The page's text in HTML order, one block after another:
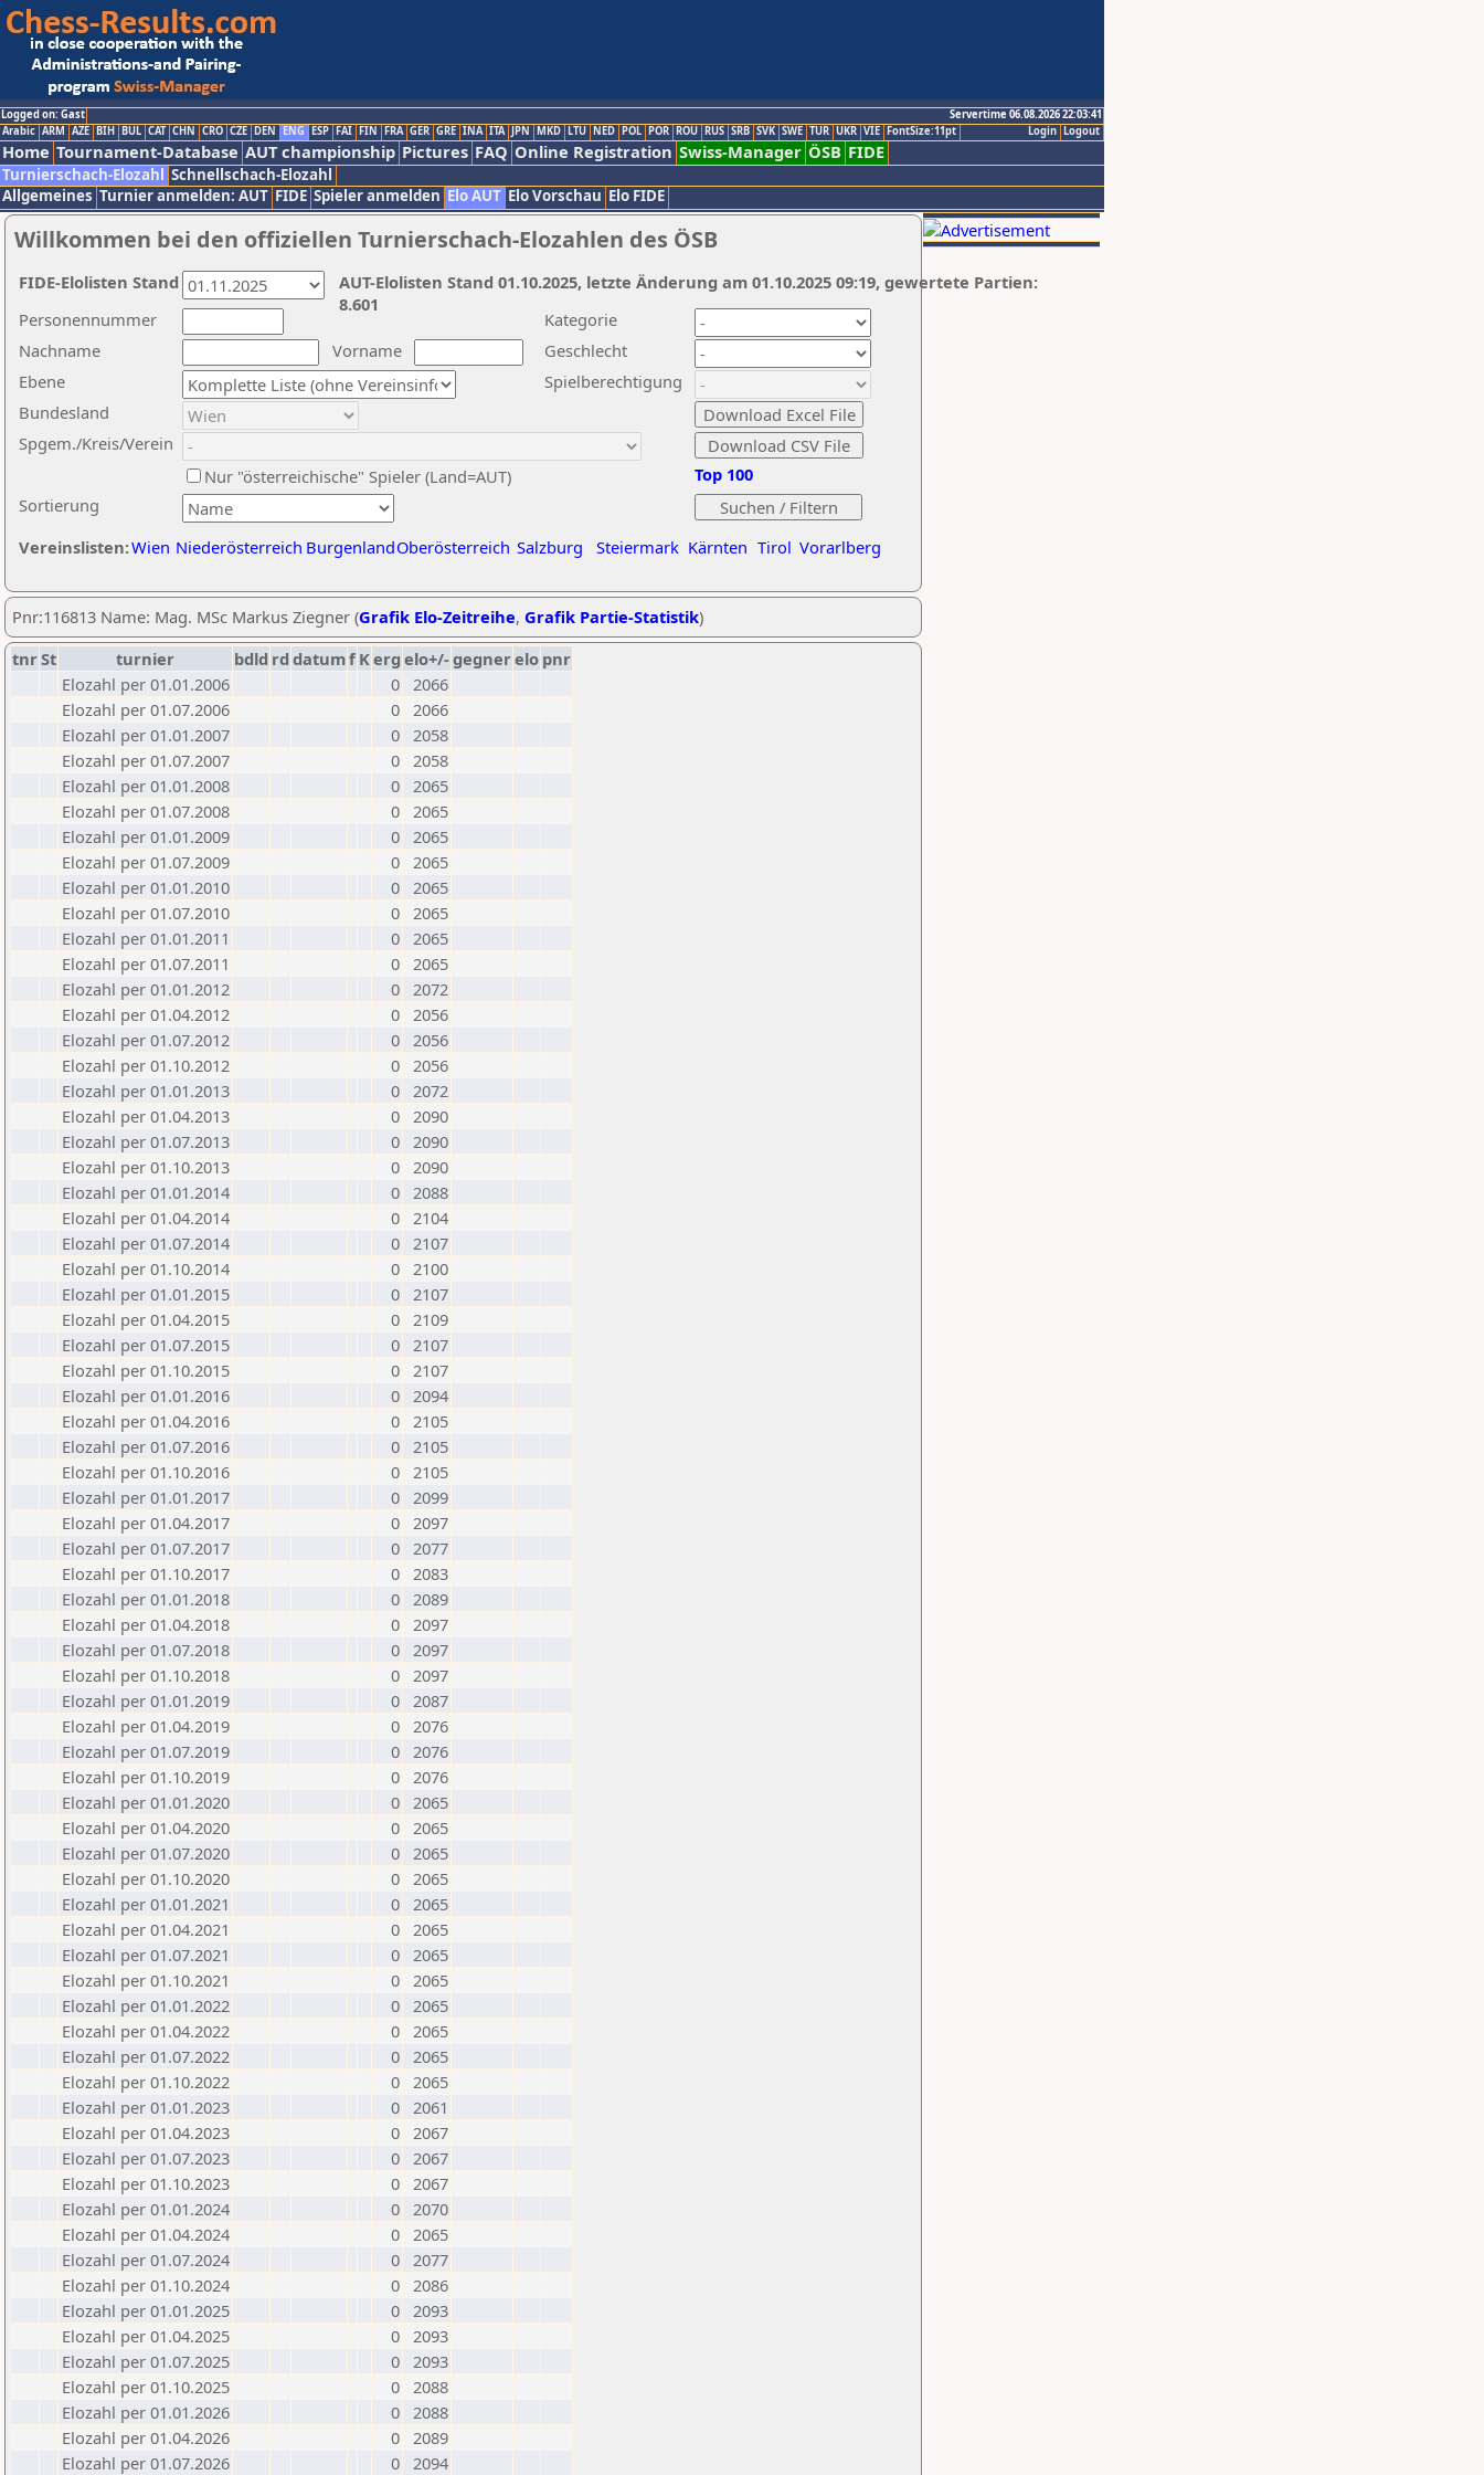
Logged on: Gast
Servertime 06.08.2026 22:03:41
Logout
Login
Arabic ARM AZE BIH BUL CAT CHN CRO CZE DEN ENG ESP FAI FIN FRA GER GRE INA ITA JPN MKD LTU NED POL POR ROU RUS SRB SVK SWE TUR UKR VIE FontSize:11pt
Home Tournament-Database AUT championship Pictures FAQ Online Registration Swiss-Manager ÖSB FIDE
Turnierschach-Elozahl Schnellschach-Elozahl
Allgemeines Turnier anmelden: AUT FIDE Spieler anmelden Elo AUT Elo Vorschau Elo FIDE
Willkommen bei den offiziellen Turnierschach-Elozahlen des ÖSB
Nachname
Vorname
Ebene
Kategorie
Sortierung
Personennummer
Bundesland
Spgem./Kreis/Verein
Geschlecht
Nur "österreichische" Spieler (Land=AUT)
Spielberechtigung
Vereinslisten:Wien Niederösterreich BurgenlandOberösterreich Salzburg Steiermark Kärnten Tirol Vorarlberg
Top 100
AUT-Elolisten Stand 01.10.2025, letzte Änderung am 01.10.2025 09:19, gewertete Partien:
8.601
FIDE-Elolisten Stand
Pnr:116813 Name: Mag. MSc Markus Ziegner (Grafik Elo-Zeitreihe, Grafik Partie-Statistik)
tnrSt turnier bdld rd datumf Kerg elo+/-gegnerelo pnr
Elozahl per 01.01.2006
0 2066
Elozahl per 01.07.2006
0 2066
Elozahl per 01.01.2007
0 2058
Elozahl per 01.07.2007
0 2058
Elozahl per 01.01.2008
0 2065
Elozahl per 01.07.2008
0 2065
Elozahl per 01.01.2009
0 2065
Elozahl per 01.07.2009
0 2065
Elozahl per 01.01.2010
0 2065
Elozahl per 01.07.2010
0 2065
Elozahl per 01.01.2011
0 2065
Elozahl per 01.07.2011
0 2065
Elozahl per 01.01.2012
0 2072
Elozahl per 01.04.2012
0 2056
Elozahl per 01.07.2012
0 2056
Elozahl per 01.10.2012
0 2056
Elozahl per 01.01.2013
0 2072
Elozahl per 01.04.2013
0 2090
Elozahl per 01.07.2013
0 2090
Elozahl per 01.10.2013
0 2090
Elozahl per 01.01.2014
0 2088
Elozahl per 01.04.2014
0 2104
Elozahl per 01.07.2014
0 2107
Elozahl per 01.10.2014
0 2100
Elozahl per 01.01.2015
0 2107
Elozahl per 01.04.2015
0 2109
Elozahl per 01.07.2015
0 2107
Elozahl per 01.10.2015
0 2107
Elozahl per 01.01.2016
0 2094
Elozahl per 01.04.2016
0 2105
Elozahl per 01.07.2016
0 2105
Elozahl per 01.10.2016
0 2105
Elozahl per 01.01.2017
0 2099
Elozahl per 01.04.2017
0 2097
Elozahl per 01.07.2017
0 2077
Elozahl per 01.10.2017
0 2083
Elozahl per 01.01.2018
0 2089
Elozahl per 01.04.2018
0 2097
Elozahl per 01.07.2018
0 2097
Elozahl per 01.10.2018
0 2097
Elozahl per 01.01.2019
0 2087
Elozahl per 01.04.2019
0 2076
Elozahl per 01.07.2019
0 2076
Elozahl per 01.10.2019
0 2076
Elozahl per 01.01.2020
0 2065
Elozahl per 01.04.2020
0 2065
Elozahl per 01.07.2020
0 2065
Elozahl per 01.10.2020
0 2065
Elozahl per 01.01.2021
0 2065
Elozahl per 01.04.2021
0 2065
Elozahl per 01.07.2021
0 2065
Elozahl per 01.10.2021
0 2065
Elozahl per 01.01.2022
0 2065
Elozahl per 01.04.2022
0 2065
Elozahl per 01.07.2022
0 2065
Elozahl per 01.10.2022
0 2065
Elozahl per 01.01.2023
0 2061
Elozahl per 01.04.2023
0 2067
Elozahl per 01.07.2023
0 2067
Elozahl per 01.10.2023
0 2067
Elozahl per 01.01.2024
0 2070
Elozahl per 01.04.2024
0 2065
Elozahl per 01.07.2024
0 2077
Elozahl per 01.10.2024
0 2086
Elozahl per 01.01.2025
0 2093
Elozahl per 01.04.2025
0 2093
Elozahl per 01.07.2025
0 2093
Elozahl per 01.10.2025
0 2088
Elozahl per 01.01.2026
0 2088
Elozahl per 01.04.2026
0 2089
Elozahl per 01.07.2026
0 2094